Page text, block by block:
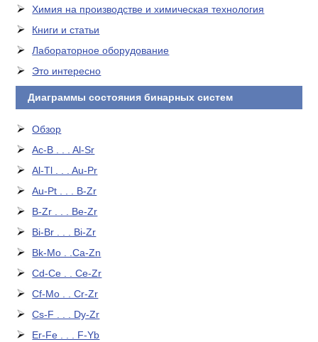
Химия на производстве и химическая технология
Книги и статьи
Лабораторное оборудование
Это интересно
Диаграммы состояния бинарных систем
Обзор
Ac-B . . . Al-Sr
Al-Tl . . . Au-Pr
Au-Pt . . . B-Zr
B-Zr . . . Be-Zr
Bi-Br . . . Bi-Zr
Bk-Mo . .Ca-Zn
Cd-Ce . . Ce-Zr
Cf-Mo . . Cr-Zr
Cs-F . . . Dy-Zr
Er-Fe . . . F-Yb